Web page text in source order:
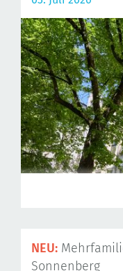
NEU:
Sonnenberg